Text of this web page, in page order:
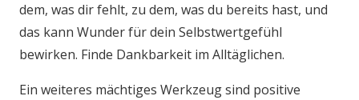
dem, was dir fehlt, zu dem, was du bereits hast, und
das kann Wunder für dein Selbstwertgefühl
bewirken. Finde Dankbarkeit im Alltäglichen.
Ein weiteres mächtiges Werkzeug sind positive